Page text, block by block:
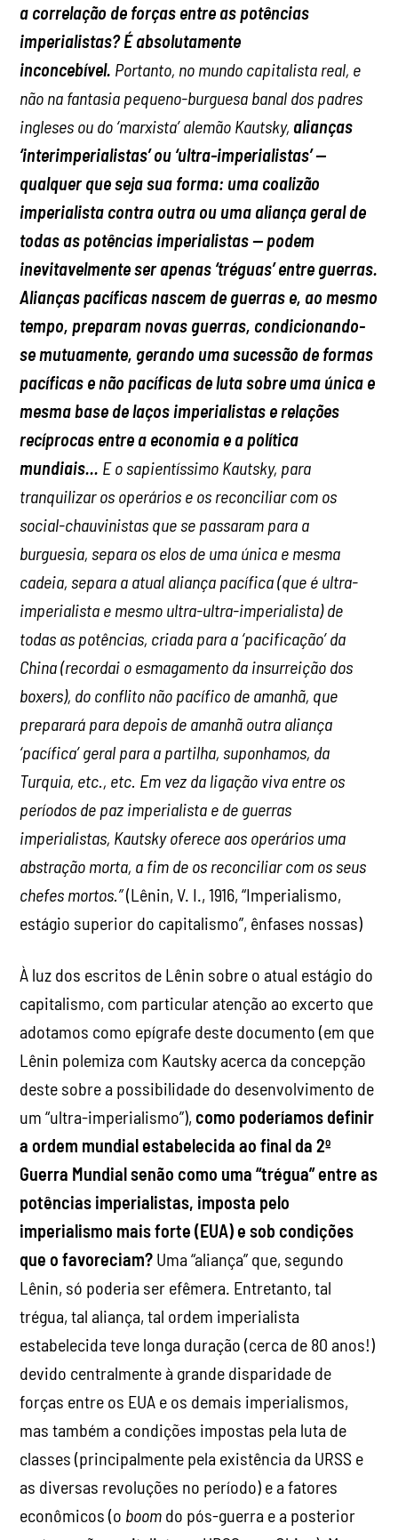
a correlação de forças entre as potências
imperialistas? É absolutamente
inconcebível. Portanto, no mundo capitalista real, e
não na fantasia pequeno-burguesa banal dos padres
ingleses ou do ‘marxista’ alemão Kautsky, alianças
‘interimperialistas’ ou ‘ultra-imperialistas’ —
qualquer que seja sua forma: uma coalizão
imperialista contra outra ou uma aliança geral de
todas as potências imperialistas — podem
inevitavelmente ser apenas ‘tréguas’ entre guerras.
Alianças pacíficas nascem de guerras e, ao mesmo
tempo, preparam novas guerras, condicionando-
se mutuamente, gerando uma sucessão de formas
pacíficas e não pacíficas de luta sobre uma única e
mesma base de laços imperialistas e relações
recíprocas entre a economia e a política
mundiais… E o sapientíssimo Kautsky, para
tranquilizar os operários e os reconciliar com os
social-chauvinistas que se passaram para a
burguesia, separa os elos de uma única e mesma
cadeia, separa a atual aliança pacífica (que é ultra-
imperialista e mesmo ultra-ultra-imperialista) de
todas as potências, criada para a ‘pacificação’ da
China (recordai o esmagamento da insurreição dos
boxers), do conflito não pacífico de amanhã, que
preparará para depois de amanhã outra aliança
‘pacífica’ geral para a partilha, suponhamos, da
Turquia, etc., etc. Em vez da ligação viva entre os
períodos de paz imperialista e de guerras
imperialistas, Kautsky oferece aos operários uma
abstração morta, a fim de os reconciliar com os seus
chefes mortos.”(Lênin, V. I., 1916, “Imperialismo,
estágio superior do capitalismo”, ênfases nossas)
À luz dos escritos de Lênin sobre o atual estágio do
capitalismo, com particular atenção ao excerto que
adotamos como epígrafe deste documento (em que
Lênin polemiza com Kautsky acerca da concepção
deste sobre a possibilidade do desenvolvimento de
um “ultra-imperialismo”),como poderíamos definir
a ordem mundial estabelecida ao final da 2º
Guerra Mundial senão como uma “trégua” entre as
potências imperialistas, imposta pelo
imperialismo mais forte (EUA) e sob condições
que o favoreciam? Uma “aliança” que, segundo
Lênin, só poderia ser efêmera. Entretanto, tal
trégua, tal aliança, tal ordem imperialista
estabelecida teve longa duração (cerca de 80 anos!)
devido centralmente à grande disparidade de
forças entre os EUA e os demais imperialismos,
mas também a condições impostas pela luta de
classes (principalmente pela existência da URSS e
as diversas revoluções no período) e a fatores
econômicos (o boom do pós-guerra e a posterior